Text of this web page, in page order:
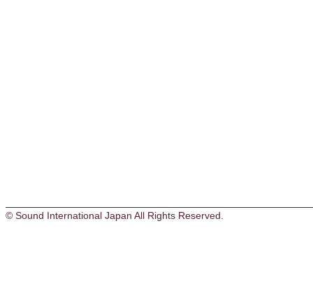
© Sound International Japan All Rights Reserved.